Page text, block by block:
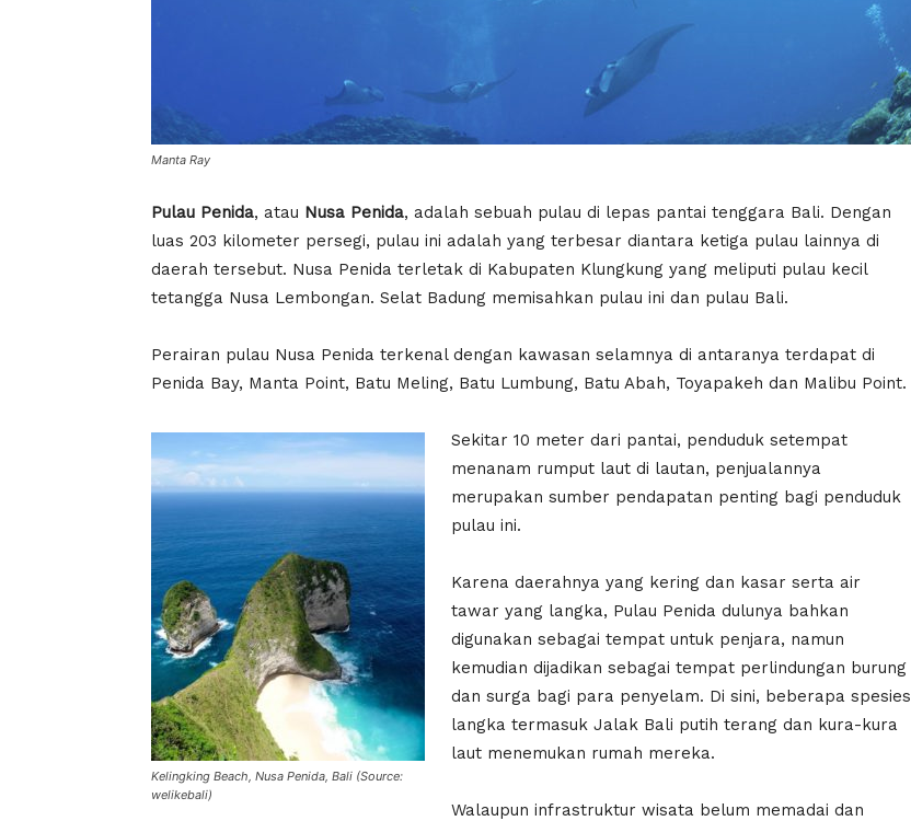
Manta Ray
Pulau Penida, atau Nusa Penida, adalah sebuah pulau di lepas pantai tenggara Bali. Dengan
luas 203 kilometer persegi, pulau ini adalah yang terbesar diantara ketiga pulau lainnya di
daerah tersebut. Nusa Penida terletak di Kabupaten Klungkung yang meliputi pulau kecil
tetangga Nusa Lembongan. Selat Badung memisahkan pulau ini dan pulau Bali.
Perairan pulau Nusa Penida terkenal dengan kawasan selamnya di antaranya terdapat di
Penida Bay, Manta Point, Batu Meling, Batu Lumbung, Batu Abah, Toyapakeh dan Malibu Point.
Kelingking Beach, Nusa Penida, Bali (Source:
welikebali)
Sekitar 10 meter dari pantai, penduduk setempat
menanam rumput laut di lautan, penjualannya
merupakan sumber pendapatan penting bagi penduduk
pulau ini.
Karena daerahnya yang kering dan kasar serta air
tawar yang langka, Pulau Penida dulunya bahkan
digunakan sebagai tempat untuk penjara, namun
kemudian dijadikan sebagai tempat perlindungan burung
dan surga bagi para penyelam. Di sini, beberapa spesies
langka termasuk Jalak Bali putih terang dan kura-kura
laut menemukan rumah mereka.
Walaupun infrastruktur wisata belum memadai dan